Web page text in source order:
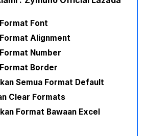
Font
Alignment
Number
Border
Semua Format Default
Clear Formats
Format Bawaan Excel